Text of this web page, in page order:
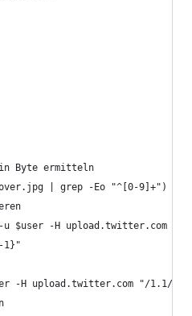
Byte ermitteln
| grep -Eo "^[0-9]+")
$user -H upload.twitter.com "/
1}"
-H upload.twitter.com "/1.1/